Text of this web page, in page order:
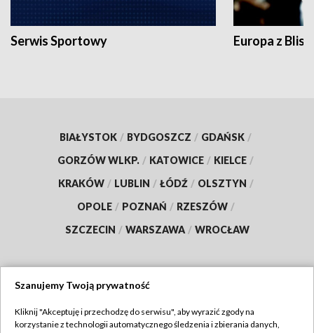
Serwis Sportowy Europa z
BIAŁYSTOK / BYDGOSZCZ / GDAŃSK /
GORZÓW WLKP. / KATOWICE / KIELCE /
KRAKÓW / LUBLIN / ŁÓDŹ / OLSZTYN /
OPOLE / POZNAŃ / RZESZÓW /
SZCZECIN / WARSZAWA / WROCŁAW
TVP
Szanujemy Twoją prywatność
Kliknij "Akceptuję i przechodzę do serwisu", aby wyrazić zgody na
korzystanie z technologii automatycznego śledzenia i zbierania danych,